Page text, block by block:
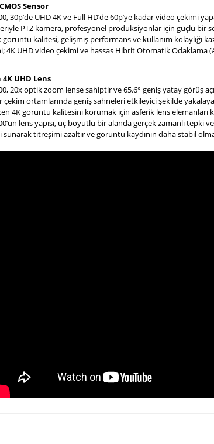
Sensor
30p’de UHD 4K ve Full HD’de 60p’ye kadar video çekimi
PTZ kamera, profesyonel prodüksiyonlar için güçlü bir
görüntü kalitesi, gelişmiş performans ve kullanım kolaylığı
4K UHD video çekimi ve hassas Hibrit Otomatik Odaklama
4K UHD Lens
20x optik zoom lense sahiptir ve 65.6° geniş yatay görüş
çekim ortamlarında geniş sahneleri etkileyici şekilde
4K görüntü kalitesini korumak için asferik lens elemanları
lens yapısı, üç boyutlu bir alanda gerçek zamanlı
sunarak titreşimi azaltır ve görüntü kaydının daha stabil